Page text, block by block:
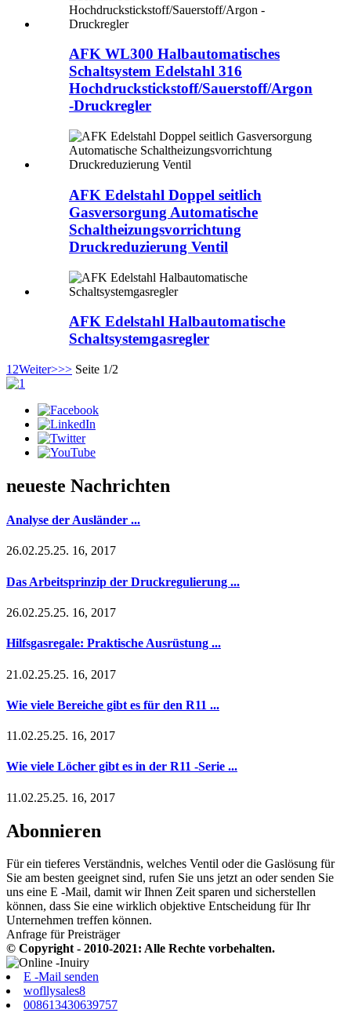
AFK WL300 Halbautomatisches
Schaltsystem Edelstahl 316
Hochdruckstickstoff/Sauerstoff/Argon
-Druckregler
AFK Edelstahl Doppel seitlich
Gasversorgung Automatische
Schaltheizungsvorrichtung
Druckreduzierung Ventil
AFK Edelstahl Halbautomatische
Schaltsystemgasregler
1 2Weiter>>> Seite 1/2
neueste Nachrichten
Analyse der Ausländer ...
26.02.25.25. 16, 2017
Das Arbeitsprinzip der Druckregulierung ...
26.02.25.25. 16, 2017
Hilfsgasregale: Praktische Ausrüstung ...
21.02.25.25. 16, 2017
Wie viele Bereiche gibt es für den R11 ...
11.02.25.25. 16, 2017
Wie viele Löcher gibt es in der R11 -Serie ...
11.02.25.25. 16, 2017
Abonnieren
Für ein tieferes Verständnis, welches Ventil oder die Gaslösung für
Sie am besten geeignet sind, rufen Sie uns jetzt an oder senden Sie
uns eine E -Mail, damit wir Ihnen Zeit sparen und sicherstellen
können, dass Sie eine wirklich objektive Entscheidung für Ihr
Unternehmen treffen können.
Anfrage für Preisträger
© Copyright - 2010-2021: Alle Rechte vorbehalten.
E -Mail senden
wofllysales8
008613430639757